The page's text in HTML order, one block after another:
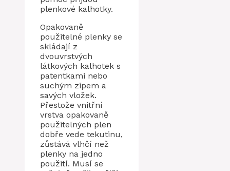
plenkové kalhotky.
Opakovaně
použitelné plenky se
skládají z
dvouvrstvých
látkových kalhotek s
patentkami nebo
suchým zipem a
savých vložek.
Přestože vnitřní
vrstva opakovaně
použitelných plen
dobře vede tekutinu,
zůstává vlhčí než
plenky na jedno
použití. Musí se